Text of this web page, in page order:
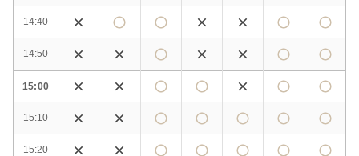
14:40
14:50
15:00
15:10
15:20